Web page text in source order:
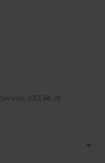
incl. (153,66 zł)